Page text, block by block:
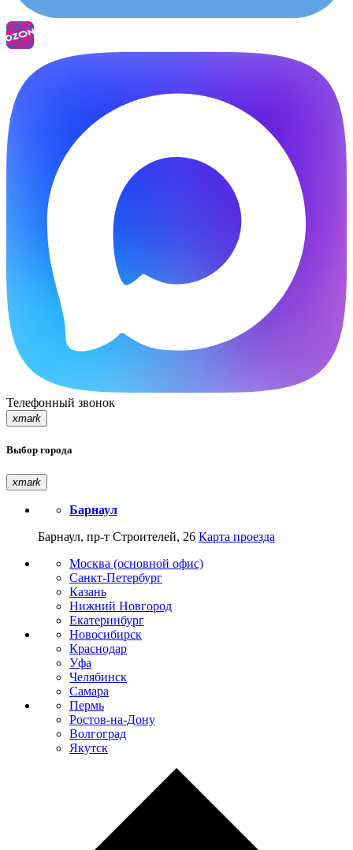
Телефонный звонок
xmark
Выбор города
xmark
Барнаул
Барнаул, пр-т Строителей, 26 Карта проезда
Москва (основной офис)
Санкт-Петербург
Казань
Нижний Новгород
Екатеринбург
Новосибирск
Краснодар
Уфа
Челябинск
Самара
Пермь
Ростов-на-Дону
Волгоград
Якутск